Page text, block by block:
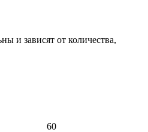
и зависят от количества,
60